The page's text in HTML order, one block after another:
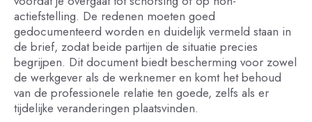
actiefstelling. De redenen moeten goed
gedocumenteerd worden en duidelijk vermeld staan in
de brief, zodat beide partijen de situatie precies
begrijpen. Dit document biedt bescherming voor zowel
de werkgever als de werknemer en komt het behoud
van de professionele relatie ten goede, zelfs als er
tijdelijke veranderingen plaatsvinden.